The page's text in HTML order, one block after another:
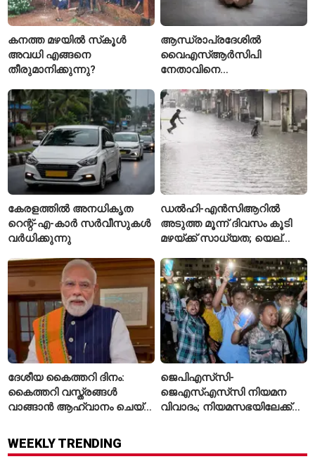
കനത്ത മഴയിൽ സ്‌കൂൾ
അവധി എങ്ങനെ
തീരുമാനിക്കുന്നു?
ആന്ധ്രാപ്രദേശിൽ
വൈഎസ്ആർസിപി
നേതാവിനെ
അന്വേഷണം ആരംഭിച്ച്
പൊലീസ്
കേരളത്തിൽ അനധികൃത
റെന്റ്-എ-കാർ സർവീസുകൾ
വർധിക്കുന്നു
ഡൽഹി-എൻസിആറിൽ
അടുത്ത മൂന്ന് ദിവസം കൂടി
മഴയ്ക്ക് സാധ്യത; യെല്ലോ
ഐഎംഡി
ദേശീയ കൈത്തറി ദിനം:
കൈത്തറി വസ്ത്രങ്ങൾ
വാങ്ങാൻ ആഹ്വാനം ചെയ്ത്
ജെപിഎസ്‌സി-
ജെഎസ്എസ്‌സി നിയമന
വിവാദം; നിയമസഭയിലേക്ക്
WEEKLY TRENDING